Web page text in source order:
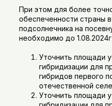
При этом для более
обеспеченности страны
подсолнечника на
необходимо до
Уточнить площади
гибридизации для
гибридов первого
отечественной
Уточнить площади